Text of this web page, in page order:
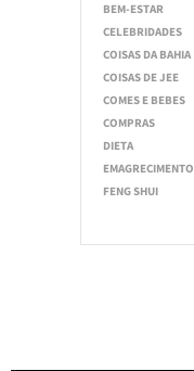
BEM-ESTAR
CELEBRIDADES
COISAS DA BAHIA
COISAS DE JEE
COMES E BEBES
COMPRAS
DIETA
EMAGRECIMENTO
FENG SHUI